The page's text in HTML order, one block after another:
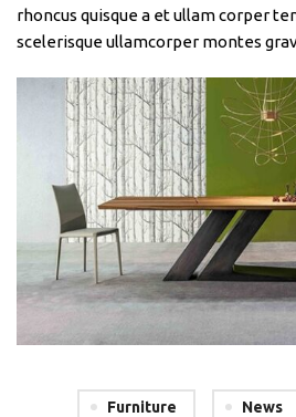
rhoncus quisque a et ullam corper
scelerisque ullamcorper montes
Furniture News